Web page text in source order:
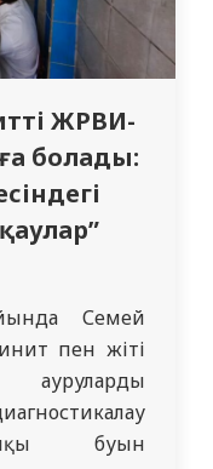
ЖРВИ-
болады:
Семей
пен жіті
буын